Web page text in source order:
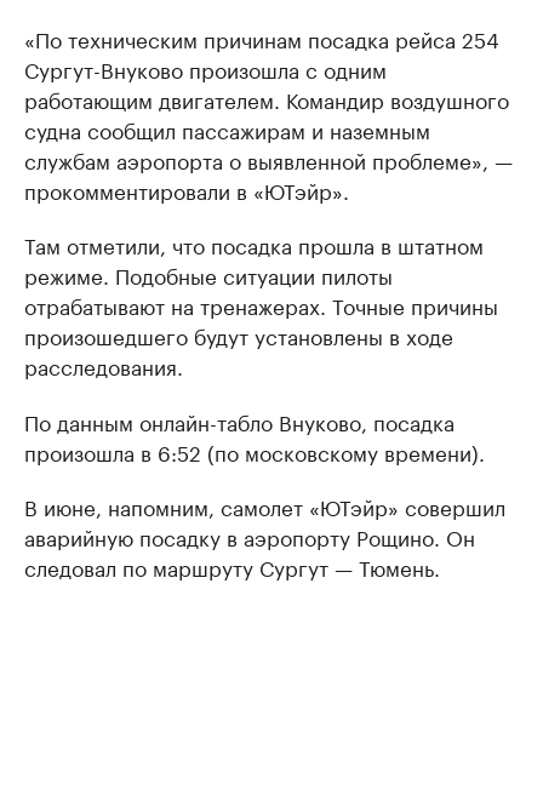
«По техническим причинам посадка рейса 254
Сургут-Внуково произошла с одним
работающим двигателем. Командир воздушного
судна сообщил пассажирам и наземным
службам аэропорта о выявленной проблеме», —
прокомментировали в «ЮТэйр».
Там отметили, что посадка прошла в штатном
режиме. Подобные ситуации пилоты
отрабатывают на тренажерах. Точные причины
произошедшего будут установлены в ходе
расследования.
По данным онлайн-табло Внуково, посадка
произошла в 6:52 (по московскому времени).
В июне, напомним, самолет «ЮТэйр» совершил
аварийную посадку в аэропорту Рощино. Он
следовал по маршруту Сургут — Тюмень.